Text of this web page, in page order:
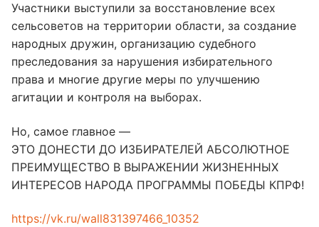
Участники выступили за восстановление всех
сельсоветов на территории области, за создание
народных дружин, организацию судебного
преследования за нарушения избирательного
права и многие другие меры по улучшению
агитации и контроля на выборах.
Но, самое главное —
ЭТО ДОНЕСТИ ДО ИЗБИРАТЕЛЕЙ АБСОЛЮТНОЕ
ПРЕИМУЩЕСТВО В ВЫРАЖЕНИИ ЖИЗНЕННЫХ
ИНТЕРЕСОВ НАРОДА ПРОГРАММЫ ПОБЕДЫ КПРФ!
https://vk.ru/wall831397466_10352